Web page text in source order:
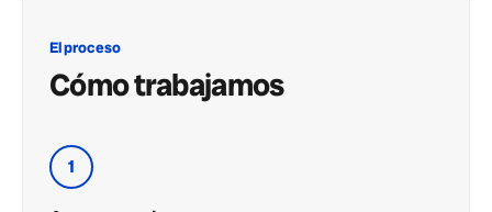
El proceso
Cómo trabajamos
1